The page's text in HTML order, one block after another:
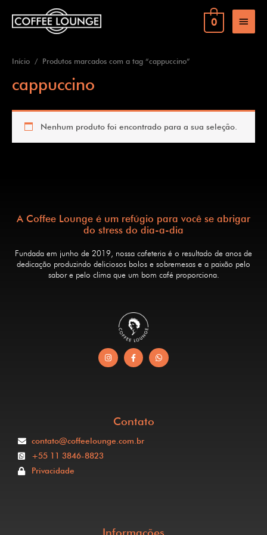
0
Início / Produtos marcados com a tag “cappuccino”
cappuccino
Nenhum produto foi encontrado para a sua seleção.
A Coffee Lounge é um refúgio para você se abrigar
do stress do dia-a-dia
Fundada em junho de 2019, nossa cafeteria é o resultado de anos de
dedicação produzindo deliciosos bolos e sobremesas e a paixão pelo
sabor e pelo clima que um bom café proporciona.
Contato
contato@coffeelounge.com.br
+55 11 3846-8823
Privacidade
Informações